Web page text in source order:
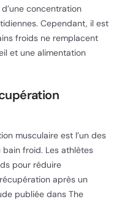
concentration
Cependant, il est
froids ne remplacent
et une alimentation
musculaire est l’un des
froid. Les athlètes
pour réduire
après un
publiée dans The